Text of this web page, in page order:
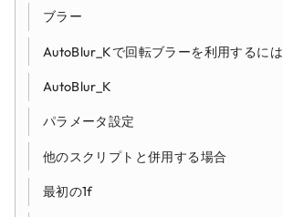
ブラー
AutoBlur_Kで回転ブラーを利用するには
AutoBlur_K
パラメータ設定
他のスクリプトと併用する場合
最初の1f